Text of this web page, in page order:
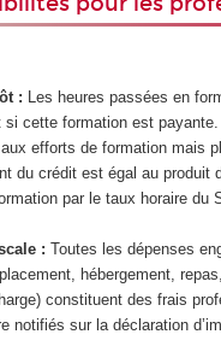
: Les heures passées en
si cette formation est
efforts de formation mais
du crédit est égal au produit
par le taux horaire du
: Toutes les dépenses
hébergement,
constituent des frais
notifiés sur la déclaration